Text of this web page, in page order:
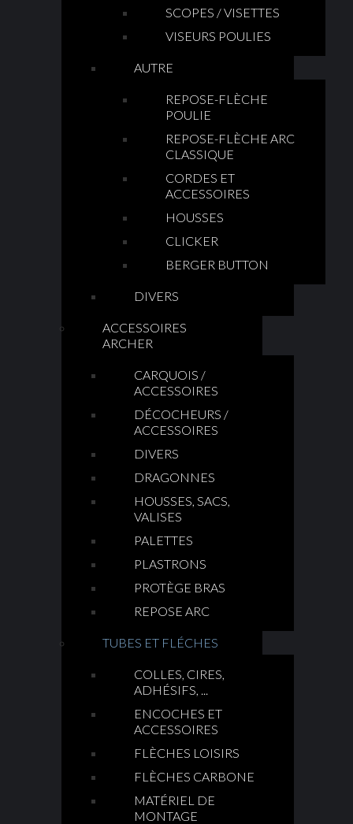
SCOPES / VISETTES
VISEURS POULIES
AUTRE
REPOSE-FLÈCHE
POULIE
REPOSE-FLÈCHE ARC
CLASSIQUE
CORDES ET
ACCESSOIRES
HOUSSES
CLICKER
BERGER BUTTON
DIVERS
ACCESSOIRES
ARCHER
CARQUOIS /
ACCESSOIRES
DÉCOCHEURS /
ACCESSOIRES
DIVERS
DRAGONNES
HOUSSES, SACS,
VALISES
PALETTES
PLASTRONS
PROTÈGE BRAS
REPOSE ARC
TUBES ET FLÉCHES
COLLES, CIRES,
ADHÉSIFS, ...
ENCOCHES ET
ACCESSOIRES
FLÈCHES LOISIRS
FLÈCHES CARBONE
MATÉRIEL DE
MONTAGE